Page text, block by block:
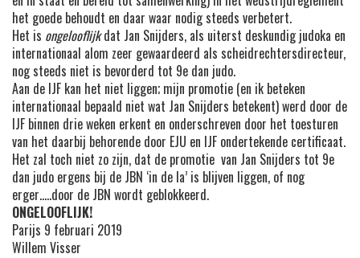
het goede behoudt en daar waar nodig steeds verbetert.
Het is ongelooflijkdat Jan Snijders, als uiterst deskundig judoka en
internationaal alom zeer gewaardeerd als scheidrechtersdirecteur,
nog steeds niet is bevorderd tot 9e dan judo.
Aan de IJF kan het niet liggen; mijn promotie (en ik beteken
internationaal bepaald niet wat Jan Snijders betekent) werd door de
IJF binnen drie weken erkent en onderschreven door het toesturen
van het daarbij behorende door EJU en IJF ondertekende certificaat.
Het zal toch niet zo zijn, dat de promotie van Jan Snijders tot 9e
dan judo ergens bij de JBN ‘in de la’ is blijven liggen, of nog
erger…..door de JBN wordt geblokkeerd.
ONGELOOFLIJK!
Parijs 9 februari 2019
Willem Visser